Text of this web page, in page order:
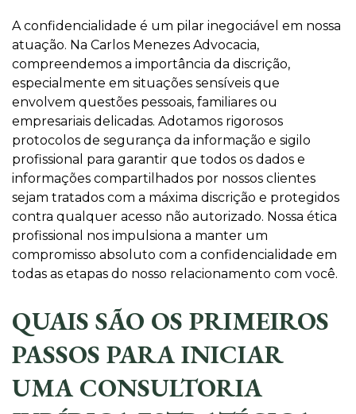
A confidencialidade é um pilar inegociável em nossa
atuação. Na Carlos Menezes Advocacia,
compreendemos a importância da discrição,
especialmente em situações sensíveis que
envolvem questões pessoais, familiares ou
empresariais delicadas. Adotamos rigorosos
protocolos de segurança da informação e sigilo
profissional para garantir que todos os dados e
informações compartilhados por nossos clientes
sejam tratados com a máxima discrição e protegidos
contra qualquer acesso não autorizado. Nossa ética
profissional nos impulsiona a manter um
compromisso absoluto com a confidencialidade em
todas as etapas do nosso relacionamento com você.
QUAIS SÃO OS PRIMEIROS
PASSOS PARA INICIAR
UMA CONSULTORIA